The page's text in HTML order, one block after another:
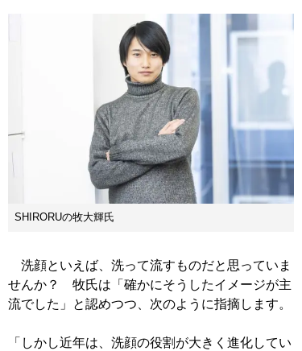
SHIRORUの牧大輝氏
洗顔といえば、洗って流すものだと思っていま
せんか？ 牧氏は「確かにそうしたイメージが主
流でした」と認めつつ、次のように指摘します。
「しかし近年は、洗顔の役割が大きく進化してい